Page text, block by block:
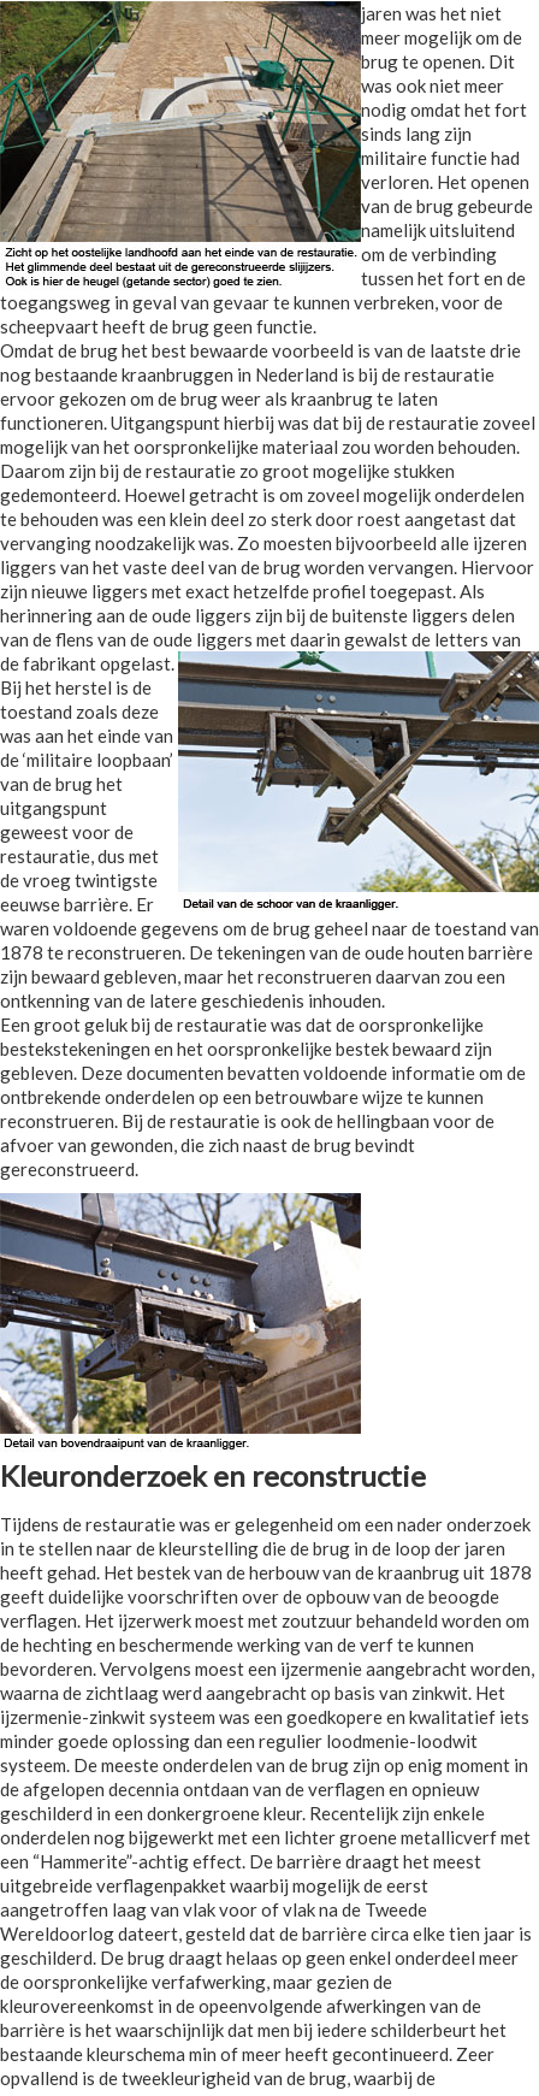
jaren was het niet
meer mogelijk om de
brug te openen. Dit
was ook niet meer
nodig omdat het fort
sinds lang zijn
militaire functie had
verloren. Het openen
van de brug gebeurde
namelijk uitsluitend
om de verbinding
tussen het fort en de
toegangsweg in geval van gevaar te kunnen verbreken, voor de
scheepvaart heeft de brug geen functie.
Omdat de brug het best bewaarde voorbeeld is van de laatste drie
nog bestaande kraanbruggen in Nederland is bij de restauratie
ervoor gekozen om de brug weer als kraanbrug te laten
functioneren. Uitgangspunt hierbij was dat bij de restauratie zoveel
mogelijk van het oorspronkelijke materiaal zou worden behouden.
Daarom zijn bij de restauratie zo groot mogelijke stukken
gedemonteerd. Hoewel getracht is om zoveel mogelijk onderdelen
te behouden was een klein deel zo sterk door roest aangetast dat
vervanging noodzakelijk was. Zo moesten bijvoorbeeld alle ijzeren
liggers van het vaste deel van de brug worden vervangen. Hiervoor
zijn nieuwe liggers met exact hetzelfde profiel toegepast. Als
herinnering aan de oude liggers zijn bij de buitenste liggers delen
van de flens van de oude liggers met daarin gewalst de letters van
de fabrikant opgelast.
Bij het herstel is de
toestand zoals deze
was aan het einde van
de ‘militaire loopbaan’
van de brug het
uitgangspunt
geweest voor de
restauratie, dus met
de vroeg twintigste
eeuwse barrière. Er
waren voldoende gegevens om de brug geheel naar de toestand van
1878 te reconstrueren. De tekeningen van de oude houten barrière
zijn bewaard gebleven, maar het reconstrueren daarvan zou een
ontkenning van de latere geschiedenis inhouden.
Een groot geluk bij de restauratie was dat de oorspronkelijke
bestekstekeningen en het oorspronkelijke bestek bewaard zijn
gebleven. Deze documenten bevatten voldoende informatie om de
ontbrekende onderdelen op een betrouwbare wijze te kunnen
reconstrueren. Bij de restauratie is ook de hellingbaan voor de
afvoer van gewonden, die zich naast de brug bevindt
gereconstrueerd.
Kleuronderzoek en reconstructie
Tijdens de restauratie was er gelegenheid om een nader onderzoek
in te stellen naar de kleurstelling die de brug in de loop der jaren
heeft gehad. Het bestek van de herbouw van de kraanbrug uit 1878
geeft duidelijke voorschriften over de opbouw van de beoogde
verflagen. Het ijzerwerk moest met zoutzuur behandeld worden om
de hechting en beschermende werking van de verf te kunnen
bevorderen. Vervolgens moest een ijzermenie aangebracht worden,
waarna de zichtlaag werd aangebracht op basis van zinkwit. Het
ijzermenie-zinkwit systeem was een goedkopere en kwalitatief iets
minder goede oplossing dan een regulier loodmenie-loodwit
systeem. De meeste onderdelen van de brug zijn op enig moment in
de afgelopen decennia ontdaan van de verflagen en opnieuw
geschilderd in een donkergroene kleur. Recentelijk zijn enkele
onderdelen nog bijgewerkt met een lichter groene metallicverf met
een “Hammerite”-achtig effect. De barrière draagt het meest
uitgebreide verflagenpakket waarbij mogelijk de eerst
aangetroffen laag van vlak voor of vlak na de Tweede
Wereldoorlog dateert, gesteld dat de barrière circa elke tien jaar is
geschilderd. De brug draagt helaas op geen enkel onderdeel meer
de oorspronkelijke verfafwerking, maar gezien de
kleurovereenkomst in de opeenvolgende afwerkingen van de
barrière is het waarschijnlijk dat men bij iedere schilderbeurt het
bestaande kleurschema min of meer heeft gecontinueerd. Zeer
opvallend is de tweekleurigheid van de brug, waarbij de